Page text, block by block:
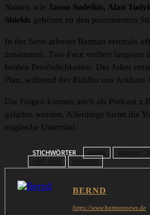
Namen wie Jason Sudeikis, Alan
Shields gehören zu den prominenten
In der Serie arbeitet Batman erstmals
zusammen. Two-Face verliert langsam
beiden Persönlichkeiten. Der Joker
Plan, während der Riddler aus
Die Folgen können auch als Podcast
geladen werden. Allerdings bietet die
englische Untertitel.
STICHWÖRTER
Hörspiel
BERND
https://www.batmannews.de